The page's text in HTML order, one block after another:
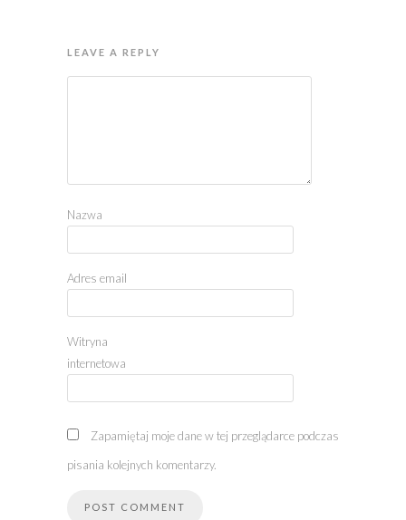
LEAVE A REPLY
Nazwa
Adres email
Witryna
internetowa
Zapamiętaj moje dane w tej przeglądarce podczas
pisania kolejnych komentarzy.